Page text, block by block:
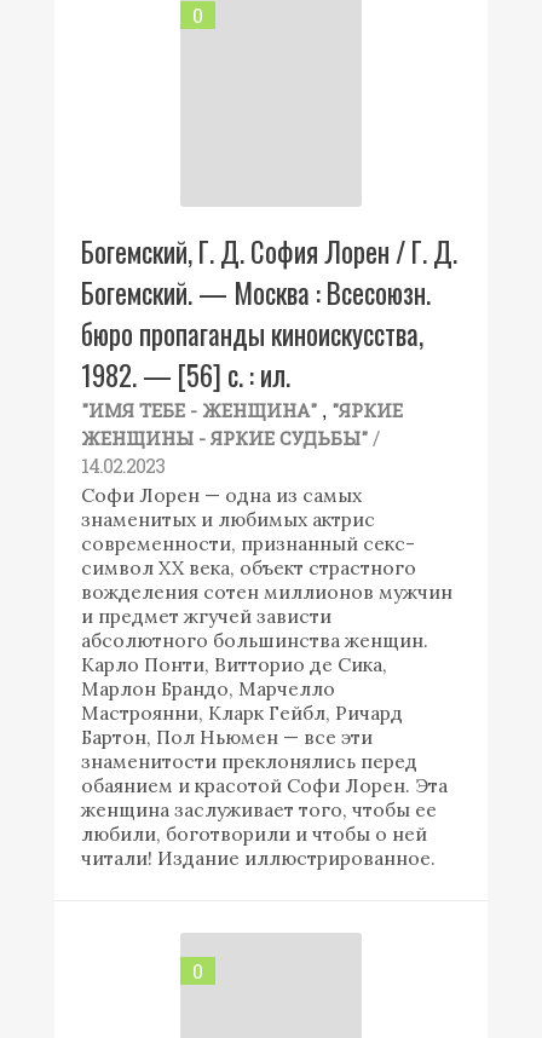
0
Богемский, Г. Д. София Лорен / Г. Д.
Богемский. — Москва : Всесоюзн.
бюро пропаганды киноискусства,
1982. — [56] с. : ил.
"ИМЯ ТЕБЕ - ЖЕНЩИНА" , "ЯРКИЕ
ЖЕНЩИНЫ - ЯРКИЕ СУДЬБЫ" /
14.02.2023
Софи Лорен — одна из самых
знаменитых и любимых актрис
современности, признанный секс-
символ XX века, объект страстного
вожделения сотен миллионов мужчин
и предмет жгучей зависти
абсолютного большинства женщин.
Карло Понти, Витторио де Сика,
Марлон Брандо, Марчелло
Мастроянни, Кларк Гейбл, Ричард
Бартон, Пол Ньюмен — все эти
знаменитости преклонялись перед
обаянием и красотой Софи Лорен. Эта
женщина заслуживает того, чтобы ее
любили, боготворили и чтобы о ней
читали! Издание иллюстрированное.
0